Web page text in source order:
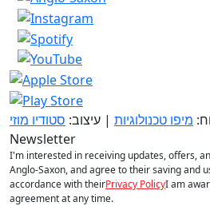
מיפו טכנולוגיות | עיצוב: סטודיו מוזי
Newsletter
I'm interested in receiving updates, offers,
Anglo-Saxon, and agree to their saving and
accordance with theirPrivacy PolicyI am
agreement at any time.